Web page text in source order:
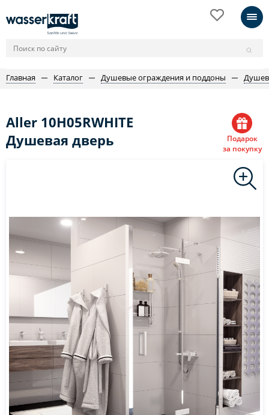
Главная Каталог Душевые ограждения и поддоны
Aller 10H05RWHITE
Душевая дверь
Подарок
за покупку